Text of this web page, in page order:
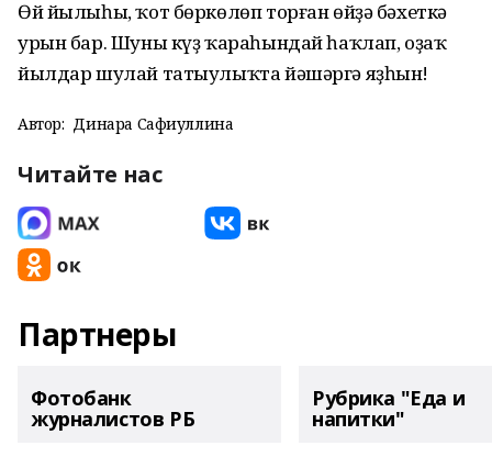
Өй йылыһы, ҡот бөркөлөп торған өйҙә бәхеткә
урын бар. Шуны күҙ ҡараһындай һаҡлап, оҙаҡ
йылдар шулай татыулыҡта йәшәргә яҙһын!
Автор: Динара Сафиуллина
Читайте нас
Партнеры
Фотобанк
журналистов РБ
Рубрика "Еда и
напитки"